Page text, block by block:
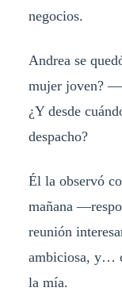
negocios.
Andrea se
mujer joven?
¿Y desde
despacho?
Él la observó
mañana
reunión
ambiciosa, y…
la mía.